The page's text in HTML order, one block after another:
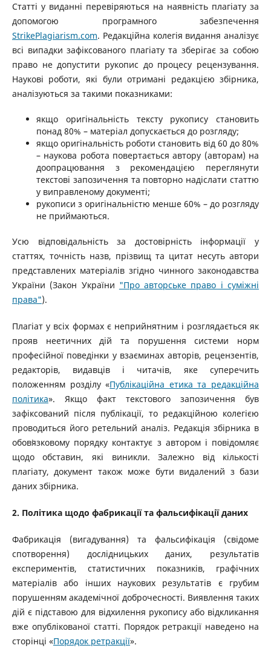
Статті у виданні перевіряються на наявність плагіату за
допомогою програмного забезпечення
StrikePlagiarism.com. Редакційна колегія видання аналізує
всі випадки зафіксованого плагіату та зберігає за собою
право не допустити рукопис до процесу рецензування.
Наукові роботи, які були отримані редакцією збірника,
аналізуються за такими показниками:
якщо оригінальність тексту рукопису становить
понад 80% – матеріал допускається до розгляду;
якщо оригінальність роботи становить від 60 до 80%
– наукова робота повертається автору (авторам) на
доопрацювання з рекомендацією переглянути
текстові запозичення та повторно надіслати статтю
у виправленому документі;
рукописи з оригінальністю менше 60% – до розгляду
не приймаються.
Усю відповідальність за достовірність інформації у
статтях, точність назв, прізвищ та цитат несуть автори
представлених матеріалів згідно чинного законодавства
України (Закон України "Про авторське право і суміжні
права").
Плагіат у всіх формах є неприйнятним і розглядається як
прояв неетичних дій та порушення системи норм
професійної поведінки у взаєминах авторів, рецензентів,
редакторів, видавців і читачів, яке суперечить
положенням розділу «Публікаційна етика та редакційна
політика». Якщо факт текстового запозичення був
зафіксований після публікації, то редакційною колегією
проводиться його ретельний аналіз. Редакція збірника в
обов᾿язковому порядку контактує з автором і повідомляє
щодо обставин, які виникли. Залежно від кількості
плагіату, документ також може бути видалений з бази
даних збірника.
2. Політика щодо фабрикації та фальсифікації даних
Фабрикація (вигадування) та фальсифікація (свідоме
спотворення) дослідницьких даних, результатів
експериментів, статистичних показників, графічних
матеріалів або інших наукових результатів є грубим
порушенням академічної доброчесності. Виявлення таких
дій є підставою для відхилення рукопису або відкликання
вже опублікованої статті. Порядок ретракції наведено на
сторінці «Порядок ретракції».